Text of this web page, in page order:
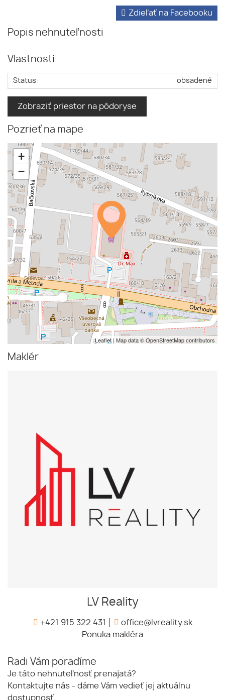
Popis nehnuteľnosti
Zdieľať na Facebooku
Vlastnosti
Status: obsadené
Zobraziť priestor na pôdoryse
Pozrieť na mape
+
−
Leaflet| Map data ©OpenStreetMapcontributors
Maklér
LV Reality
+421 915 322 431
office@lvreality.sk
Ponuka makléra
Radi Vám poradíme
Je táto nehnuteľnosť prenajatá?
Kontaktujte nás - dáme Vám vedieť jej aktuálnu
dostupnosť.